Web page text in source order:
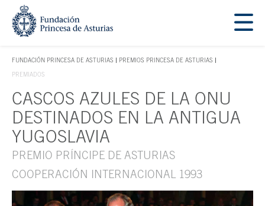
Saltar navegación. Ir directamente al contenido principal
FUNDACIÓN PRINCESA DE ASTURIAS
TECLA DE ACCESO 1
PREMIOS PRINCESA DE ASTURIAS
PREMIADOS
Contenido principal
CASCOS AZULES DE LA ONU
DESTINADOS EN LA ANTIGUA
YUGOSLAVIA
PREMIO PRÍNCIPE DE ASTURIAS
COOPERACIÓN INTERNACIONAL 1993